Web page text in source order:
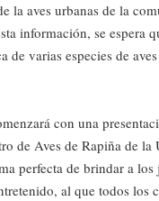
la aves urbanas de la
información, se espera
de varias especies de
con una
de Aves de Rapiña de la
perfecta de brindar a los
al que todos los